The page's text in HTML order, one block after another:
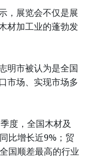
，展览会不仅是展
材加工业的蓬勃发
明市被认为是全国
市场、实现市场多
度，全国木材及
比增长近9%；贸
国顺差最高的行业